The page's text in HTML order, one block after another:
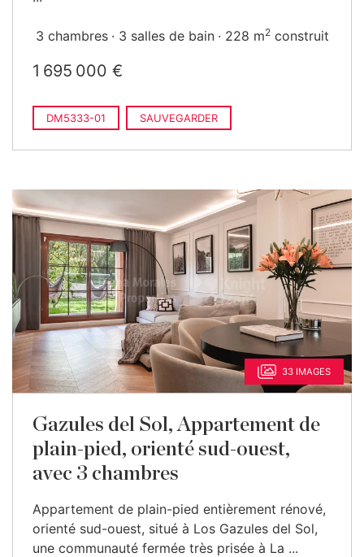
3 chambres 3 salles de bain 228 m2 construit
1 695 000 €
DM5333-01 SAUVEGARDER
33 IMAGES
Gazules del Sol, Appartement de
plain-pied, orienté sud-ouest,
avec 3 chambres
Appartement de plain-pied entièrement rénové,
orienté sud-ouest, situé à Los Gazules del Sol,
une communauté fermée très prisée à La ...